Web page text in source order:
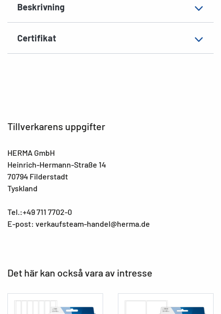
Beskrivning
Certifikat
EAN 4008705025508
Tillverkarens uppgifter
HERMA GmbH
Heinrich-Hermann-Straße 14
70794 Filderstadt
Tyskland
Tel.:+49 711 7702-0
E-post: verkaufsteam-handel@herma.de
Det här kan också vara av intresse